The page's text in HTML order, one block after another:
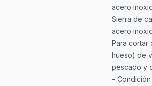
acero
Sierra de
acero
Para cortar
hueso) de
pescado y
– Condición